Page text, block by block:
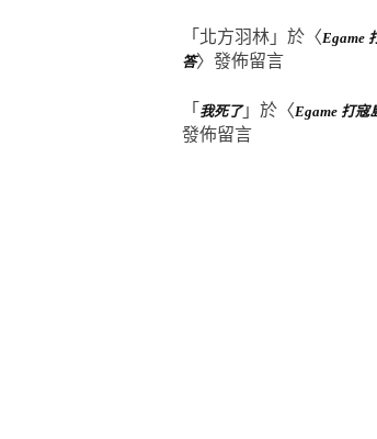
「 北方羽林 」於〈Egame
答〉發佈留言
「 我死了」於〈Egame 打寇
發佈留言